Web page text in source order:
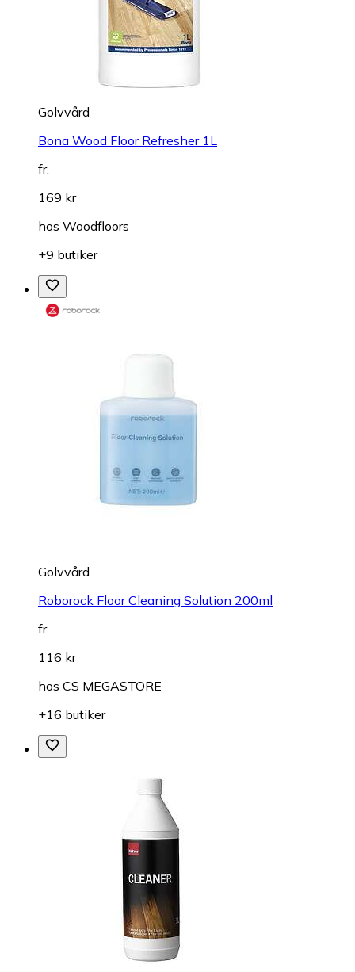
Golvvård
Bona Wood Floor Refresher 1L
fr.
169 kr
hos Woodfloors
+9 butiker
Golvvård
Roborock Floor Cleaning Solution 200ml
fr.
116 kr
hos CS MEGASTORE
+16 butiker